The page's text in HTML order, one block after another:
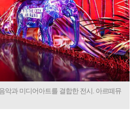
악과 미디어아트를 결합한 전시. 아르떼뮤